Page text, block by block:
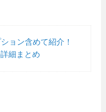
ョン含めて紹介！
細まとめ